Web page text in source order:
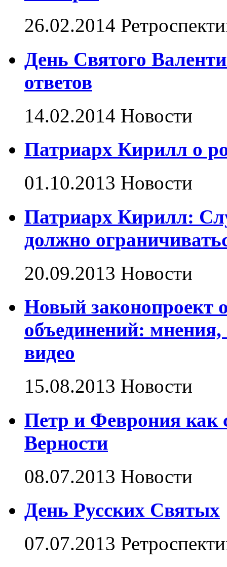
26.02.2014
День Святого
ответов
14.02.2014 Новости
Патриарх Кирилл о
01.10.2013 Новости
Патриарх Кирилл:
должно
20.09.2013 Новости
Новый законопроект
объединений: мнения,
видео
15.08.2013 Новости
Петр и Феврония
Верности
08.07.2013 Новости
День Русских Святых
07.07.2013